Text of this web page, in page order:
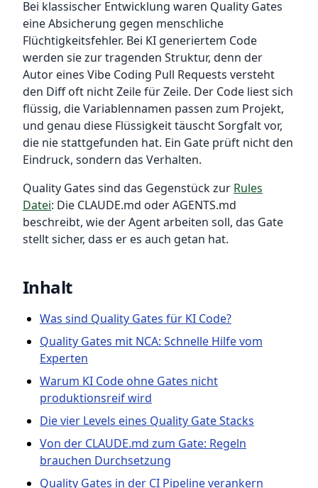
Bei klassischer Entwicklung waren Quality Gates
eine Absicherung gegen menschliche
Flüchtigkeitsfehler. Bei KI generiertem Code
werden sie zur tragenden Struktur, denn der
Autor eines Vibe Coding Pull Requests versteht
den Diff oft nicht Zeile für Zeile. Der Code liest sich
flüssig, die Variablennamen passen zum Projekt,
und genau diese Flüssigkeit täuscht Sorgfalt vor,
die nie stattgefunden hat. Ein Gate prüft nicht den
Eindruck, sondern das Verhalten.
Quality Gates sind das Gegenstück zur Rules
Datei: Die CLAUDE.md oder AGENTS.md
beschreibt, wie der Agent arbeiten soll, das Gate
stellt sicher, dass er es auch getan hat.
Inhalt
Was sind Quality Gates für KI Code?
Quality Gates mit NCA: Schnelle Hilfe vom
Experten
Warum KI Code ohne Gates nicht
produktionsreif wird
Die vier Levels eines Quality Gate Stacks
Von der CLAUDE.md zum Gate: Regeln
brauchen Durchsetzung
Quality Gates in der CI Pipeline verankern